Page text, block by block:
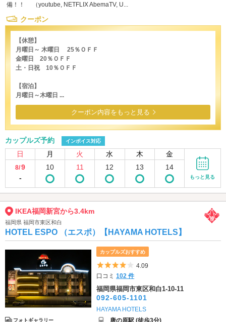
備！！ （youtube, NETFLIX AbemaTV, U...
クーポン
【休憩】
月曜日～ 木曜日 25％ＯＦＦ
金曜日 20％ＯＦＦ
土・日祝 10％ＯＦＦ
【宿泊】
月曜日～木曜日 ...
クーポン内容をもっと見る
カップルズ予約 インボイス対応
日 月 火 水 木 金
8/9
-
10 11 12 13 14
もっと見る
IKEA福岡新宮から3.4km
福岡県 福岡市東区和白
HOTEL ESPO （エスポ）【HAYAMA HOTELS】
フォトギャラリー
カップルズおすすめ
5つ星のうち4
4.09
口コミ102 件
福岡県福岡市東区和白1-10-11
092-605-1101
HAYAMA HOTELS